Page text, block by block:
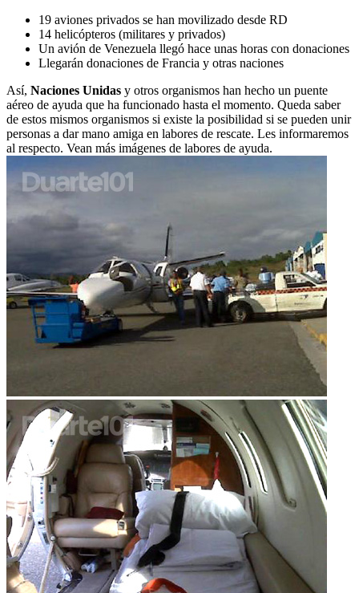
19 aviones privados se han movilizado desde RD
14 helicópteros (militares y privados)
Un avión de Venezuela llegó hace unas horas con donaciones
Llegarán donaciones de Francia y otras naciones
Así, Naciones Unidas y otros organismos han hecho un puente
aéreo de ayuda que ha funcionado hasta el momento. Queda saber
de estos mismos organismos si existe la posibilidad si se pueden unir
personas a dar mano amiga en labores de rescate. Les informaremos
al respecto. Vean más imágenes de labores de ayuda.